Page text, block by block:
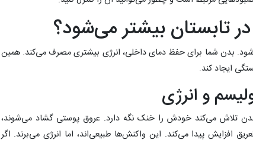
تابستان بیشتر می‌شود؟
بدن شما برای حفظ دمای داخلی، انرژی بیشتری مصرف می‌کند. همین
ایجاد کند.
و انرژی
تلاش می‌کند خودش را خنک نگه دارد. عروق پوستی گشاد می‌شوند،
افزایش پیدا می‌کند. این واکنش‌ها طبیعی‌اند، اما انرژی می‌برند. اگر